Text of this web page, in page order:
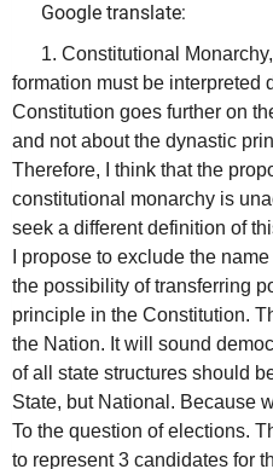
Google translate:
1. Constitutional
formation must be interpreted
Constitution goes further on
and not about the dynastic
Therefore, I think that the
constitutional monarchy is
seek a different definition of
I propose to exclude the
the possibility of transferring
principle in the Constitution.
the Nation. It will sound
of all state structures should
State, but National. Because
To the question of elections.
to represent 3 candidates for